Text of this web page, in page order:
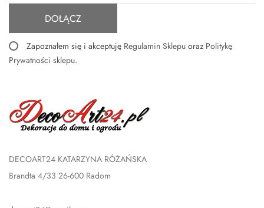
DOŁĄCZ
Zapoznałem się i akceptuję Regulamin Sklepu oraz Politykę
Prywatności sklepu.
DECOART24 KATARZYNA RÓŻAŃSKA
Brandta 4/33 26-600 Radom